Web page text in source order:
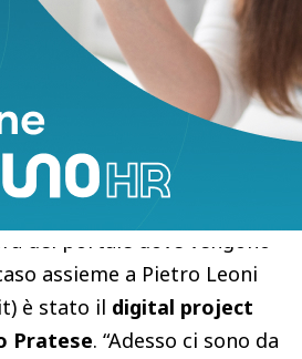
. “Un altro passo in
e per dare
aggiunge Sanesi -.
La
quelle aziende che non
proprio stand alla
Fiera del
a
del portale dove vengono
assieme a Pietro Leoni
è stato il digital project
Pratese. “Adesso ci sono da